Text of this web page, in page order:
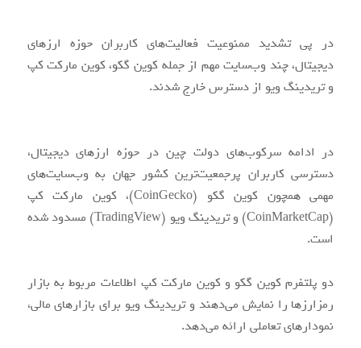
در پی تشدید ممنوعیت فعالیت‌های کاربران حوزه ارزهای
دیجیتال، چند وب‌سایت‌ مهم از جمله کوین گکو، کوین مارکت کپ
و تریدینگ ویو از دسترس خارج شدند.
در ادامه سرکوب‌های دولت چین در حوزه ارزهای دیجیتال،
دسترسی کاربران پرجمعیت‌ترین کشور جهان به وب‌سایت‌های
مهمی همچون کوین گکو (CoinGecko)، کوین مارکت کپ
(CoinMarketCap) و تریدینگ ویو (TradingView) مسدود شده
است.
دو پلتفرم کوین گکو و کوین مارکت کپ اطلاعات مربوط به بازار
رمزارزها را نمایش می‌دهند و تریدینگ ویو برای بازارهای مالی،
نمودارهای تعاملی ارائه می‌دهد.